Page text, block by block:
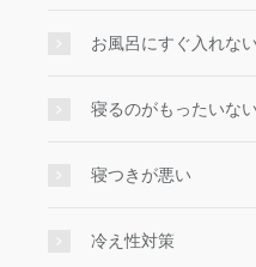
お風呂にすぐ入れない
寝るのがもったいない
寝つきが悪い
冷え性対策